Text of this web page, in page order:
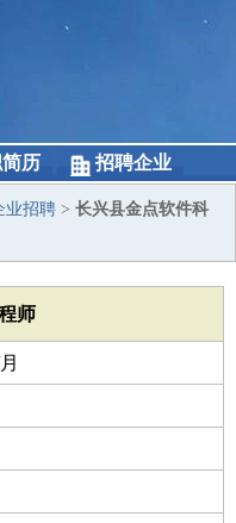
历 招聘企业
业招聘 > 长兴县金点软件科
师